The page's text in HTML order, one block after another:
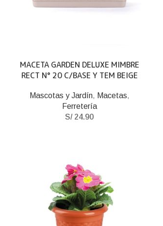
MACETA GARDEN DELUXE MIMBRE
RECT N° 20 C/BASE Y TEM BEIGE
Mascotas y Jardín, Macetas,
Ferretería
S/24.90